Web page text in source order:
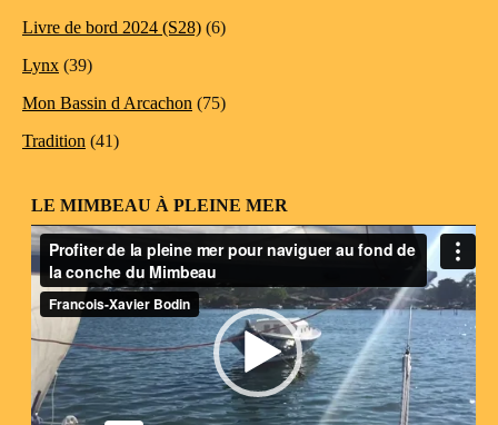
Livre de bord 2024 (S28) (6)
Lynx (39)
Mon Bassin d Arcachon (75)
Tradition (41)
LE MIMBEAU À PLEINE MER
Lecteur
vidéo